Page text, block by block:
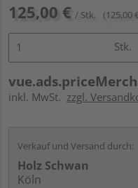
125,00 € / Stk. (125,00
Stk.
inkl. MwSt. zzgl.
Verkauf und Versand durch:
Holz Schwan
Köln